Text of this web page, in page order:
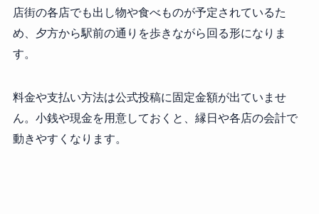
店街の各店でも出し物や食べものが予定されているた
め、夕方から駅前の通りを歩きながら回る形になりま
す。
料金や支払い方法は公式投稿に固定金額が出ていませ
ん。小銭や現金を用意しておくと、縁日や各店の会計で
動きやすくなります。